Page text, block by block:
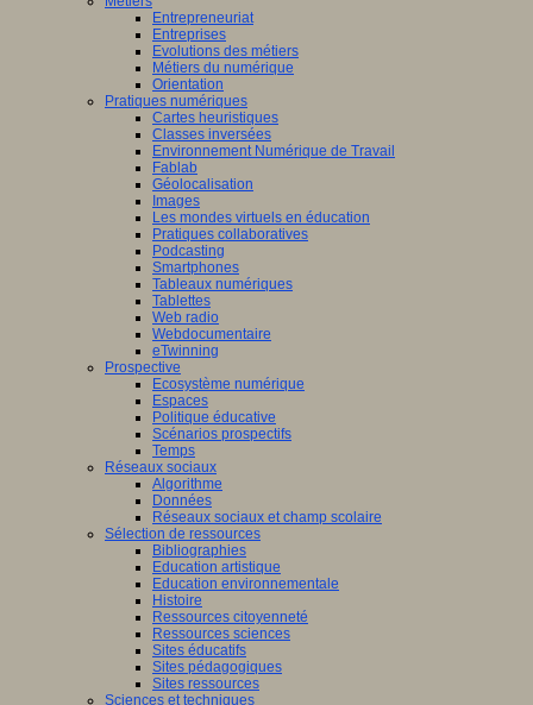
Entrepreneuriat
Entreprises
Evolutions des métiers
Métiers du numérique
Orientation
Pratiques numériques
Cartes heuristiques
Classes inversées
Environnement Numérique de Travail
Fablab
Géolocalisation
Images
Les mondes virtuels en éducation
Pratiques collaboratives
Podcasting
Smartphones
Tableaux numériques
Tablettes
Web radio
Webdocumentaire
eTwinning
Prospective
Ecosystème numérique
Espaces
Politique éducative
Scénarios prospectifs
Temps
Réseaux sociaux
Algorithme
Données
Réseaux sociaux et champ scolaire
Sélection de ressources
Bibliographies
Education artistique
Education environnementale
Histoire
Ressources citoyenneté
Ressources sciences
Sites éducatifs
Sites pédagogiques
Sites ressources
Sciences et techniques